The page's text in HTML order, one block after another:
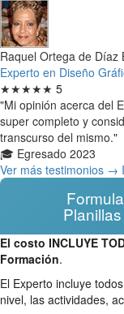
Raquel Ortega de Díaz
Experto en Diseño
★★★★★ 5
"Mi opinión acerca del
super completo y
transcurso del mismo."
🎓 Egresado 2023
Ver más testimonios →
El costo INCLUYE
Formación.
El Experto incluye
nivel, las actividades,